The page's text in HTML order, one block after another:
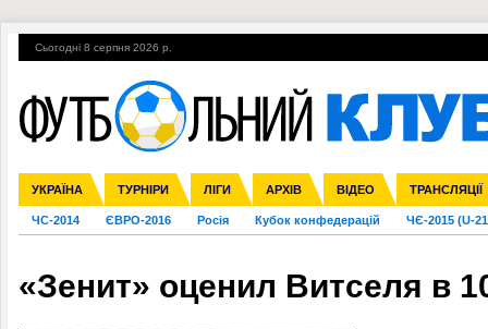
Сьогодні 8 серпня 2026 р.
УКРАЇНА ТУРНІРИ ЛІГИ АРХІВ ВІДЕО ТРАНСЛЯЦІЇ
Збірна Прем'єр-ліга Перша ліга Друга ліга Кубок України
Ліга чемпіонів Ліга Європи Міжнародні Ліга націй Ліга
Англія Іспанія Італія Німеччина Франція Інші
ЧС-2014 ЄВРО-2016 Росія Кубок конфедерацій ЧЄ-2015 (U-
Гарячі теми УПЛ, 2-й тур ВІЙНА УПЛ-ПЕРЕХОДИ
«Зенит» оценил Витселя в